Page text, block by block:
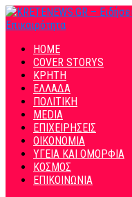
HOME
COVER STORYS
ΚΡΗΤΗ
ΕΛΛΑΔΑ
ΠΟΛΙΤΙΚΗ
MEDIA
ΕΠΙΧΕΙΡΗΣΕΙΣ
ΟΙΚΟΝΟΜΙΑ
ΥΓΕΙΑ ΚΑΙ ΟΜΟΡΦΙΑ
ΚΟΣΜΟΣ
ΕΠΙΚΟΙΝΩΝΙΑ